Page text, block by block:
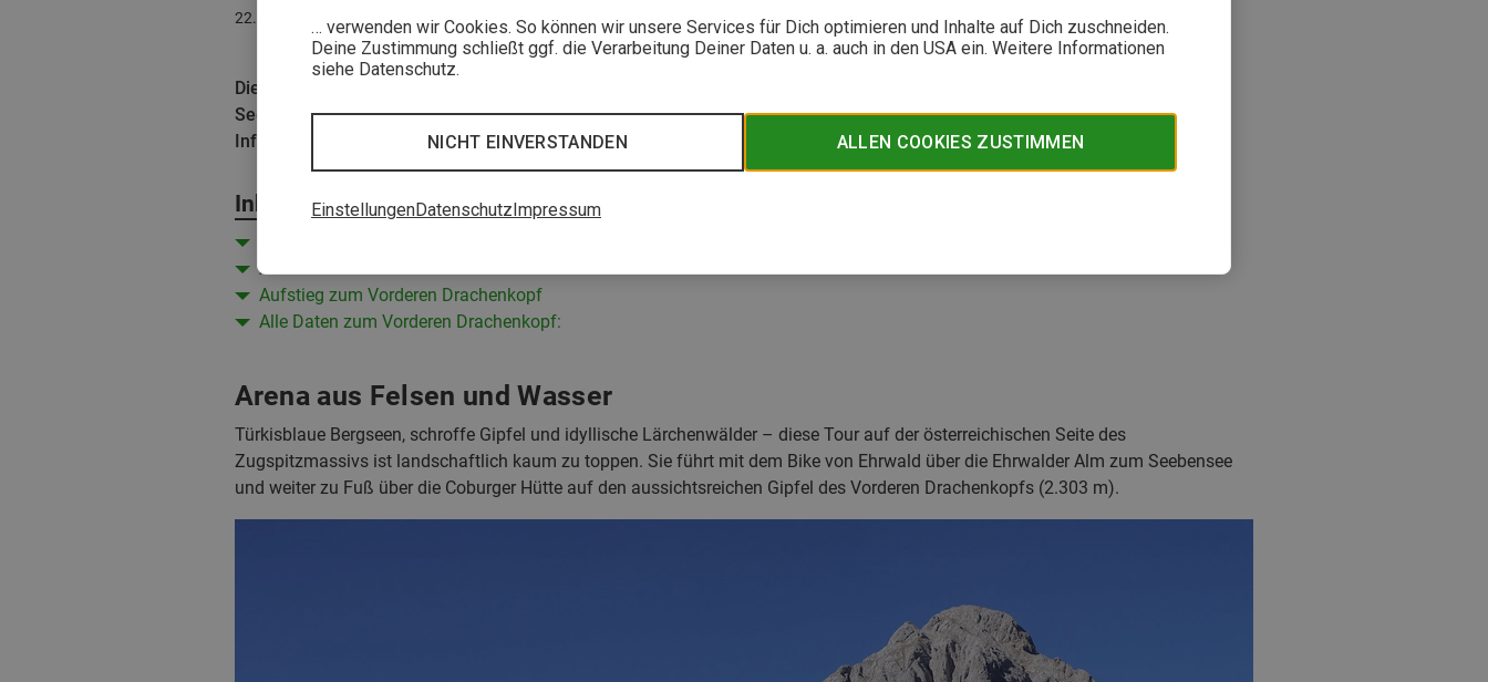
… verwenden wir Cookies. So können wir unsere Services für Dich optimieren und Inhalte auf Dich zuschneiden.
Deine Zustimmung schließt ggf. die Verarbeitung Deiner Daten u. a. auch in den USA ein. Weitere Informationen
siehe Datenschutz.
ALLEN COOKIES ZUSTIMMEN
NICHT EINVERSTANDEN
EinstellungenDatenschutzImpressum
22. Mai 2021
Die Tour auf den Vorderen Drachenkopf ist landschaftlich kaum zu übertreffen. Mit dem Bike geht es zunächst hinauf zum
Seebensee. Dann heißt es Radschuhe gegen Bergschuhe taushen und ab auf den Vorderen Drachenkopf. Hier findest Du alle
Infos zur Bike & Hike Tour.
Inhalt
Auffahrt zum Seebensee
Aufstieg zum Vorderen Drachenkopf
Alle Daten zum Vorderen Drachenkopf:
Arena aus Felsen und Wasser
Türkisblaue Bergseen, schroffe Gipfel und idyllische Lärchenwälder – diese Tour auf der österreichischen Seite des
Zugspitzmassivs ist landschaftlich kaum zu toppen. Sie führt mit dem Bike von Ehrwald über die Ehrwalder Alm zum Seebensee
und weiter zu Fuß über die Coburger Hütte auf den aussichtsreichen Gipfel des Vorderen Drachenkopfs (2.303 m).